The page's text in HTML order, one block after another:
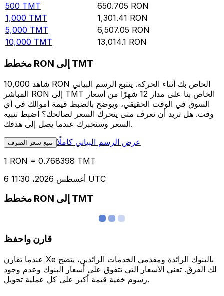
500 TMT 650.705 RON
1,000 TMT 1,301.41 RON
5,000 TMT 6,507.05 RON
10,000 TMT 13,014.1 RON
مخطط RON إلى TMT
شاهد 10,000 RON الخاص بك أثناء الحركة. يتتبع الرسم البياني
المباشر RON إلى TMT الخاص بنا على مدار 12 شهرًا من أسعار
السوق في الوقت الحقيقي، ويوضح بالضبط قيمة أموالك في أي
وقت. هل تريد أن تعرف متى يتحرك السعر لصالحك؟ اضبط تنبيه
السعر وسنخبرك عندما يصل إلى هدفك.
تتبع سعر الصرف عرض الرسم البياني كاملًا
1 RON = 0.768398 TMT
6 أغسطس 2026، 11:30 UTC
مخطط RON إلى TMT
قارن واحفظ
عندما تقارن Xe بالبنوك الرائدة ومقدمي الخدمات الرائدين، يتضح
لك الفرق. تعني الأسعار التي تتفوق على أسعار البنوك وعدم وجود
رسوم خفية قيمة أكبر على كل عملية تحويل.